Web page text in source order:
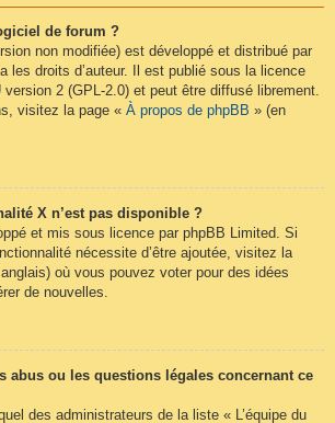
de forum ?
non modifiée) est développé et distribué par
les droits d’auteur. Il est publié sous la licence
version 2 (GPL-2.0) et peut être diffusé librement.
visitez la page « À propos de phpBB » (en
X n’est pas disponible ?
et mis sous licence par phpBB Limited. Si
nécessite d’être ajoutée, visitez la
où vous pouvez voter pour des idées
de nouvelles.
abus ou les questions légales concernant ce
des administrateurs de la liste « L’équipe du